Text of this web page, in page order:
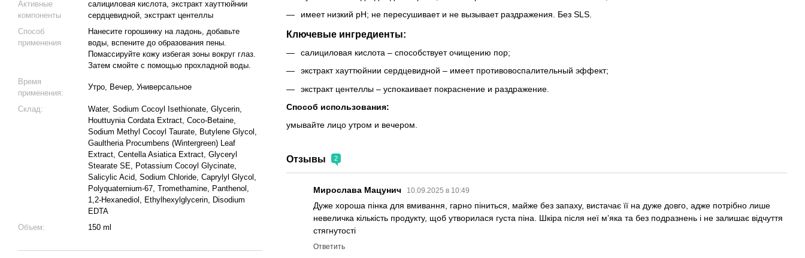
Активные
компоненты
салициловая кислота, экстракт хауттюйнии
сердцевидной, экстракт центеллы
Способ
применения
Нанесите горошинку на ладонь, добавьте
воды, вспените до образования пены.
Помассируйте кожу избегая зоны вокруг глаз.
Затем смойте с помощью прохладной воды.
Время
применения:
Утро, Вечер, Универсальное
Склад:
Water, Sodium Cocoyl Isethionate, Glycerin,
Houttuynia Cordata Extract, Coco-Betaine,
Sodium Methyl Cocoyl Taurate, Butylene Glycol,
Gaultheria Procumbens (Wintergreen) Leaf
Extract, Centella Asiatica Extract, Glyceryl
Stearate SE, Potassium Cocoyl Glycinate,
Salicylic Acid, Sodium Chloride, Caprylyl Glycol,
Polyquaternium-67, Tromethamine, Panthenol,
1,2-Hexanediol, Ethylhexylglycerin, Disodium
EDTA
Объем:
150 ml
имеет низкий pH; не пересушивает и не вызывает раздражения. Без SLS.
Ключевые ингредиенты:
салициловая кислота – способствует очищению пор;
экстракт хауттюйнии сердцевидной – имеет противовоспалительный эффект;
экстракт центеллы – успокаивает покраснение и раздражение.
Способ использования:
умывайте лицо утром и вечером.
Отзывы 2
Мирослава Мацунич 10.09.2025 в 10:49
Дуже хороша пінка для вмивання, гарно піниться, майже без запаху, вистачає її на дуже довго, адже потрібно лише
невеличка кількість продукту, щоб утворилася густа піна. Шкіра після неї мʼяка та без подразнень і не залишає відчуття
стягнутості
Ответить